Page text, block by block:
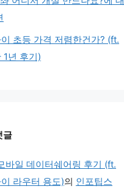
초등 가격 저렴한건가? (ft.
1년 후기)
글
바일 데이터쉐어링 후기 (ft.
라우터 용도)의 인포팁스